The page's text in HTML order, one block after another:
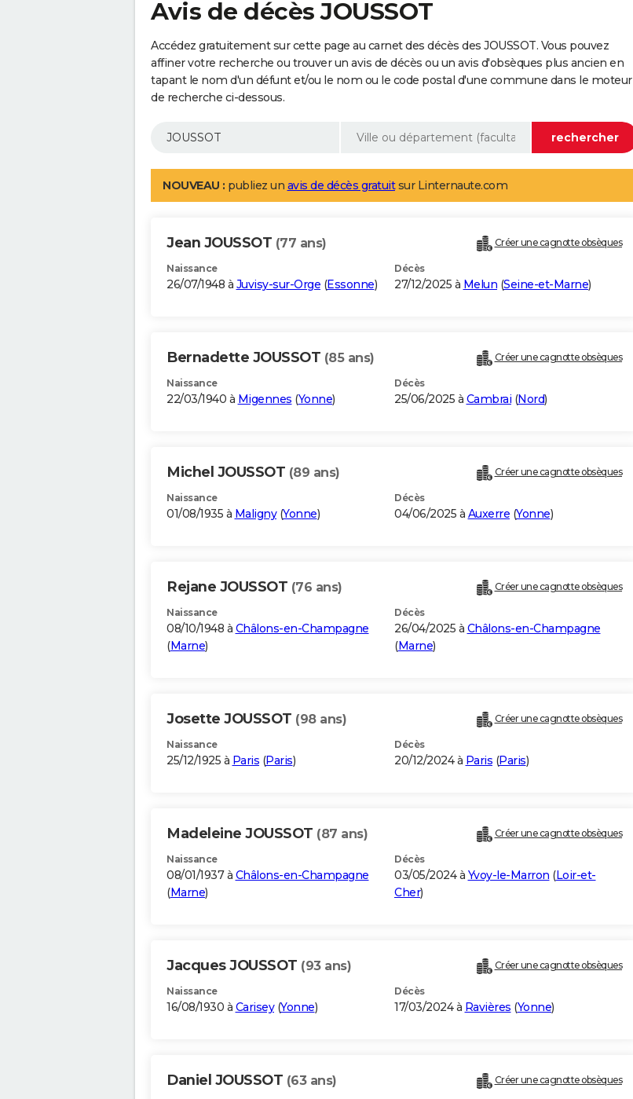
Avis de décès JOUSSOT
Accédez gratuitement sur cette page au carnet des décès des JOUSSOT. Vous pouvez
affiner votre recherche ou trouver un avis de décès ou un avis d'obsèques plus ancien en
tapant le nom d'un défunt et/ou le nom ou le code postal d'une commune dans le moteur
de recherche ci-dessous.
NOUVEAU : publiez un avis de décès gratuitsur Linternaute.com
Jean JOUSSOT (77 ans) Créer une cagnotte obsèques
Naissance
26/07/1948 à Juvisy-sur-Orge (Essonne)
Décès
27/12/2025 à Melun (Seine-et-Marne)
Bernadette JOUSSOT (85 ans) Créer une cagnotte obsèques
Naissance
22/03/1940 à Migennes (Yonne)
Décès
25/06/2025 à Cambrai (Nord)
Michel JOUSSOT (89 ans) Créer une cagnotte obsèques
Naissance
01/08/1935 à Maligny(Yonne)
Décès
04/06/2025 à Auxerre (Yonne)
Rejane JOUSSOT (76 ans) Créer une cagnotte obsèques
Naissance
08/10/1948 à Châlons-en-Champagne
(Marne)
Décès
26/04/2025 à Châlons-en-Champagne
(Marne)
Josette JOUSSOT (98 ans) Créer une cagnotte obsèques
Naissance
25/12/1925 à Paris (Paris)
Décès
20/12/2024 à Paris (Paris)
Madeleine JOUSSOT (87 ans) Créer une cagnotte obsèques
Naissance
08/01/1937 à Châlons-en-Champagne
(Marne)
Décès
03/05/2024 à Yvoy-le-Marron (Loir-et-
Cher)
Jacques JOUSSOT (93 ans) Créer une cagnotte obsèques
Naissance
16/08/1930 à Carisey(Yonne)
Décès
17/03/2024 à Ravières (Yonne)
Daniel JOUSSOT (63 ans) Créer une cagnotte obsèques